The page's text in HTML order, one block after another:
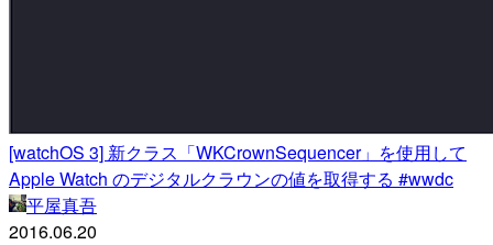
[watchOS 3] 新クラス「WKCrownSequencer」を使用して
Apple Watch‎ のデジタルクラウンの値を取得する #wwdc
平屋真吾
2016.06.20